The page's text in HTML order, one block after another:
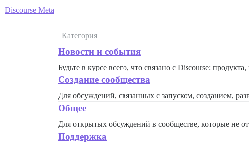
Discourse Meta
Категория
Новости и события
Будьте в курсе всего, что связано с Discourse:
Создание сообщества
Для обсуждений, связанных с запуском, созданием,
Общее
Для открытых обсуждений в сообществе, которые не
Поддержка